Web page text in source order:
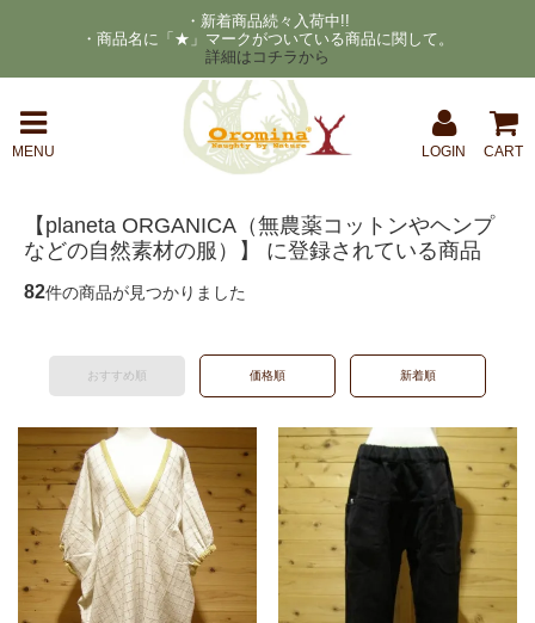
・新着商品続々入荷中!!
・商品名に「★」マークがついている商品に関して。
詳細はコチラから
MENU LOGIN CART
【planeta ORGANICA（無農薬コットンやヘンプ
などの自然素材の服）】 に登録されている商品
82件の商品が見つかりました
おすすめ順 価格順 新着順